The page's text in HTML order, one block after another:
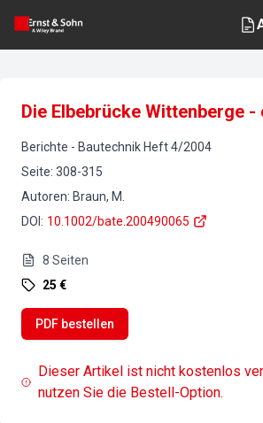
Die Elbebrücke Wittenberge -
Berichte - Bautechnik Heft4/2004
Seite: 308-315
Autoren: Braun, M.
DOI : 10.1002/bate.200490065
8 Seiten
25 €
PDF bestellen
Dieser Artikel ist nicht kostenlos
nutzen Sie die Bestell-Option.